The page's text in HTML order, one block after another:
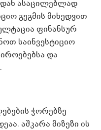
ასაცილებლად
გეგმის მიხედვით
ფინანსურ
საინვესტიციო
და
ჭორებზე
აშკარა მიზეზი ის